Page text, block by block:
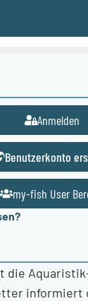
Anmelden
Benutzerkonto
my-fish User
die
informiert